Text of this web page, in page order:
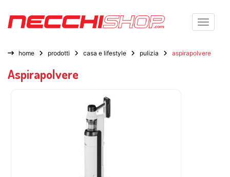
Toggle
home prodotti casa e lifestyle pulizia aspirapolvere
Aspirapolvere